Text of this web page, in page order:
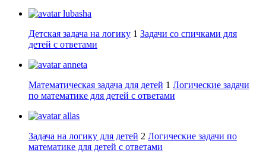
lubasha
Детская задача на логику 1 Задачи со спичками для
детей с ответами
anneta
Математическая задача для детей 1 Логические задачи
по математике для детей с ответами
allas
Задача на логику для детей 2 Логические задачи по
математике для детей с ответами